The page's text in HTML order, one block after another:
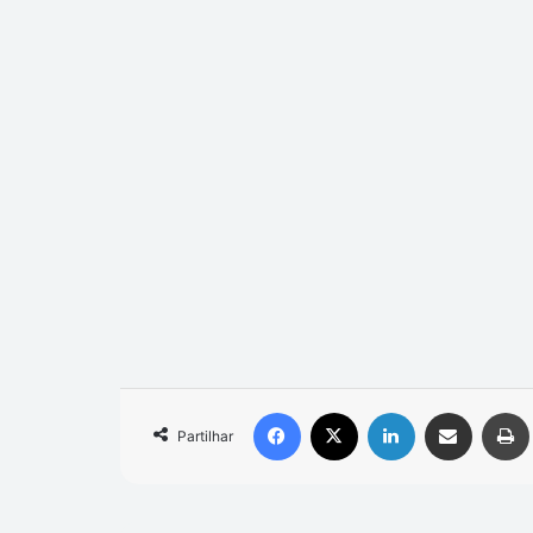
Partilhar
Facebook Linkedin Compartilhar via e-mail